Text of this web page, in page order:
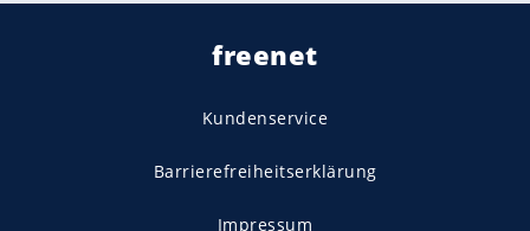
freenet
Kundenservice
Barrierefreiheitserklärung
Impressum